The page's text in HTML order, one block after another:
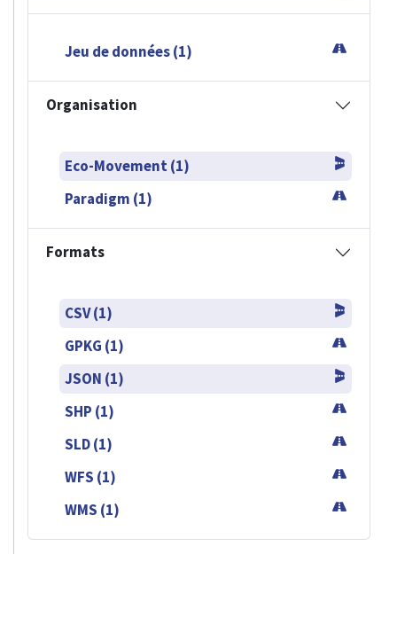
Jeu de données (1)
Organisation
Eco-Movement (1)
Paradigm (1)
Formats
CSV (1)
GPKG (1)
JSON (1)
SHP (1)
SLD (1)
WFS (1)
WMS (1)